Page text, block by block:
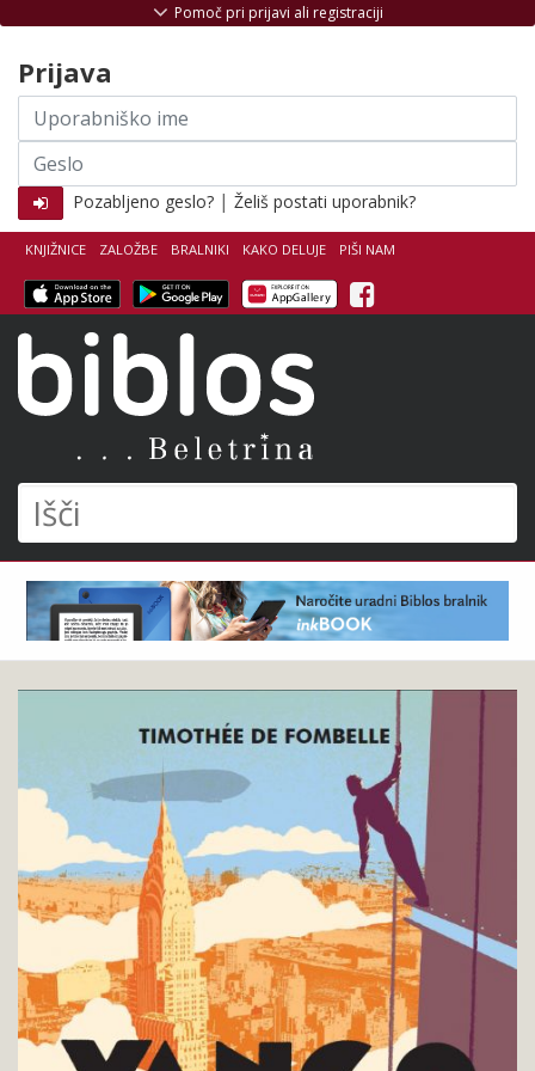
Išči
KNJIŽNICE ZALOŽBE BRALNIKI KAKO DELUJE PIŠI NAM
Facebook
Pomoč pri prijavi ali registraciji
Prijava
Uporabniško
ime
Geslo
Pozabljeno geslo? | Želiš postati uporabnik?
Timothée
Fombelle
Vango
knjigo